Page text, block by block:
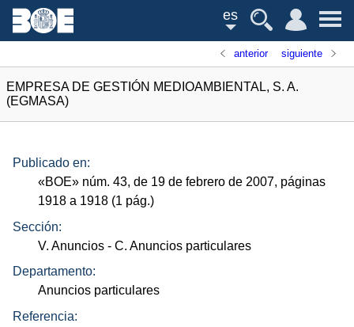
es
anterior siguiente
EMPRESA DE GESTIÓN MEDIOAMBIENTAL, S. A.
(EGMASA)
Publicado en:
«BOE» núm. 43, de 19 de febrero de 2007, páginas
1918 a 1918 (1 pág.)
Sección:
V. Anuncios - C. Anuncios particulares
Departamento:
Anuncios particulares
Referencia: